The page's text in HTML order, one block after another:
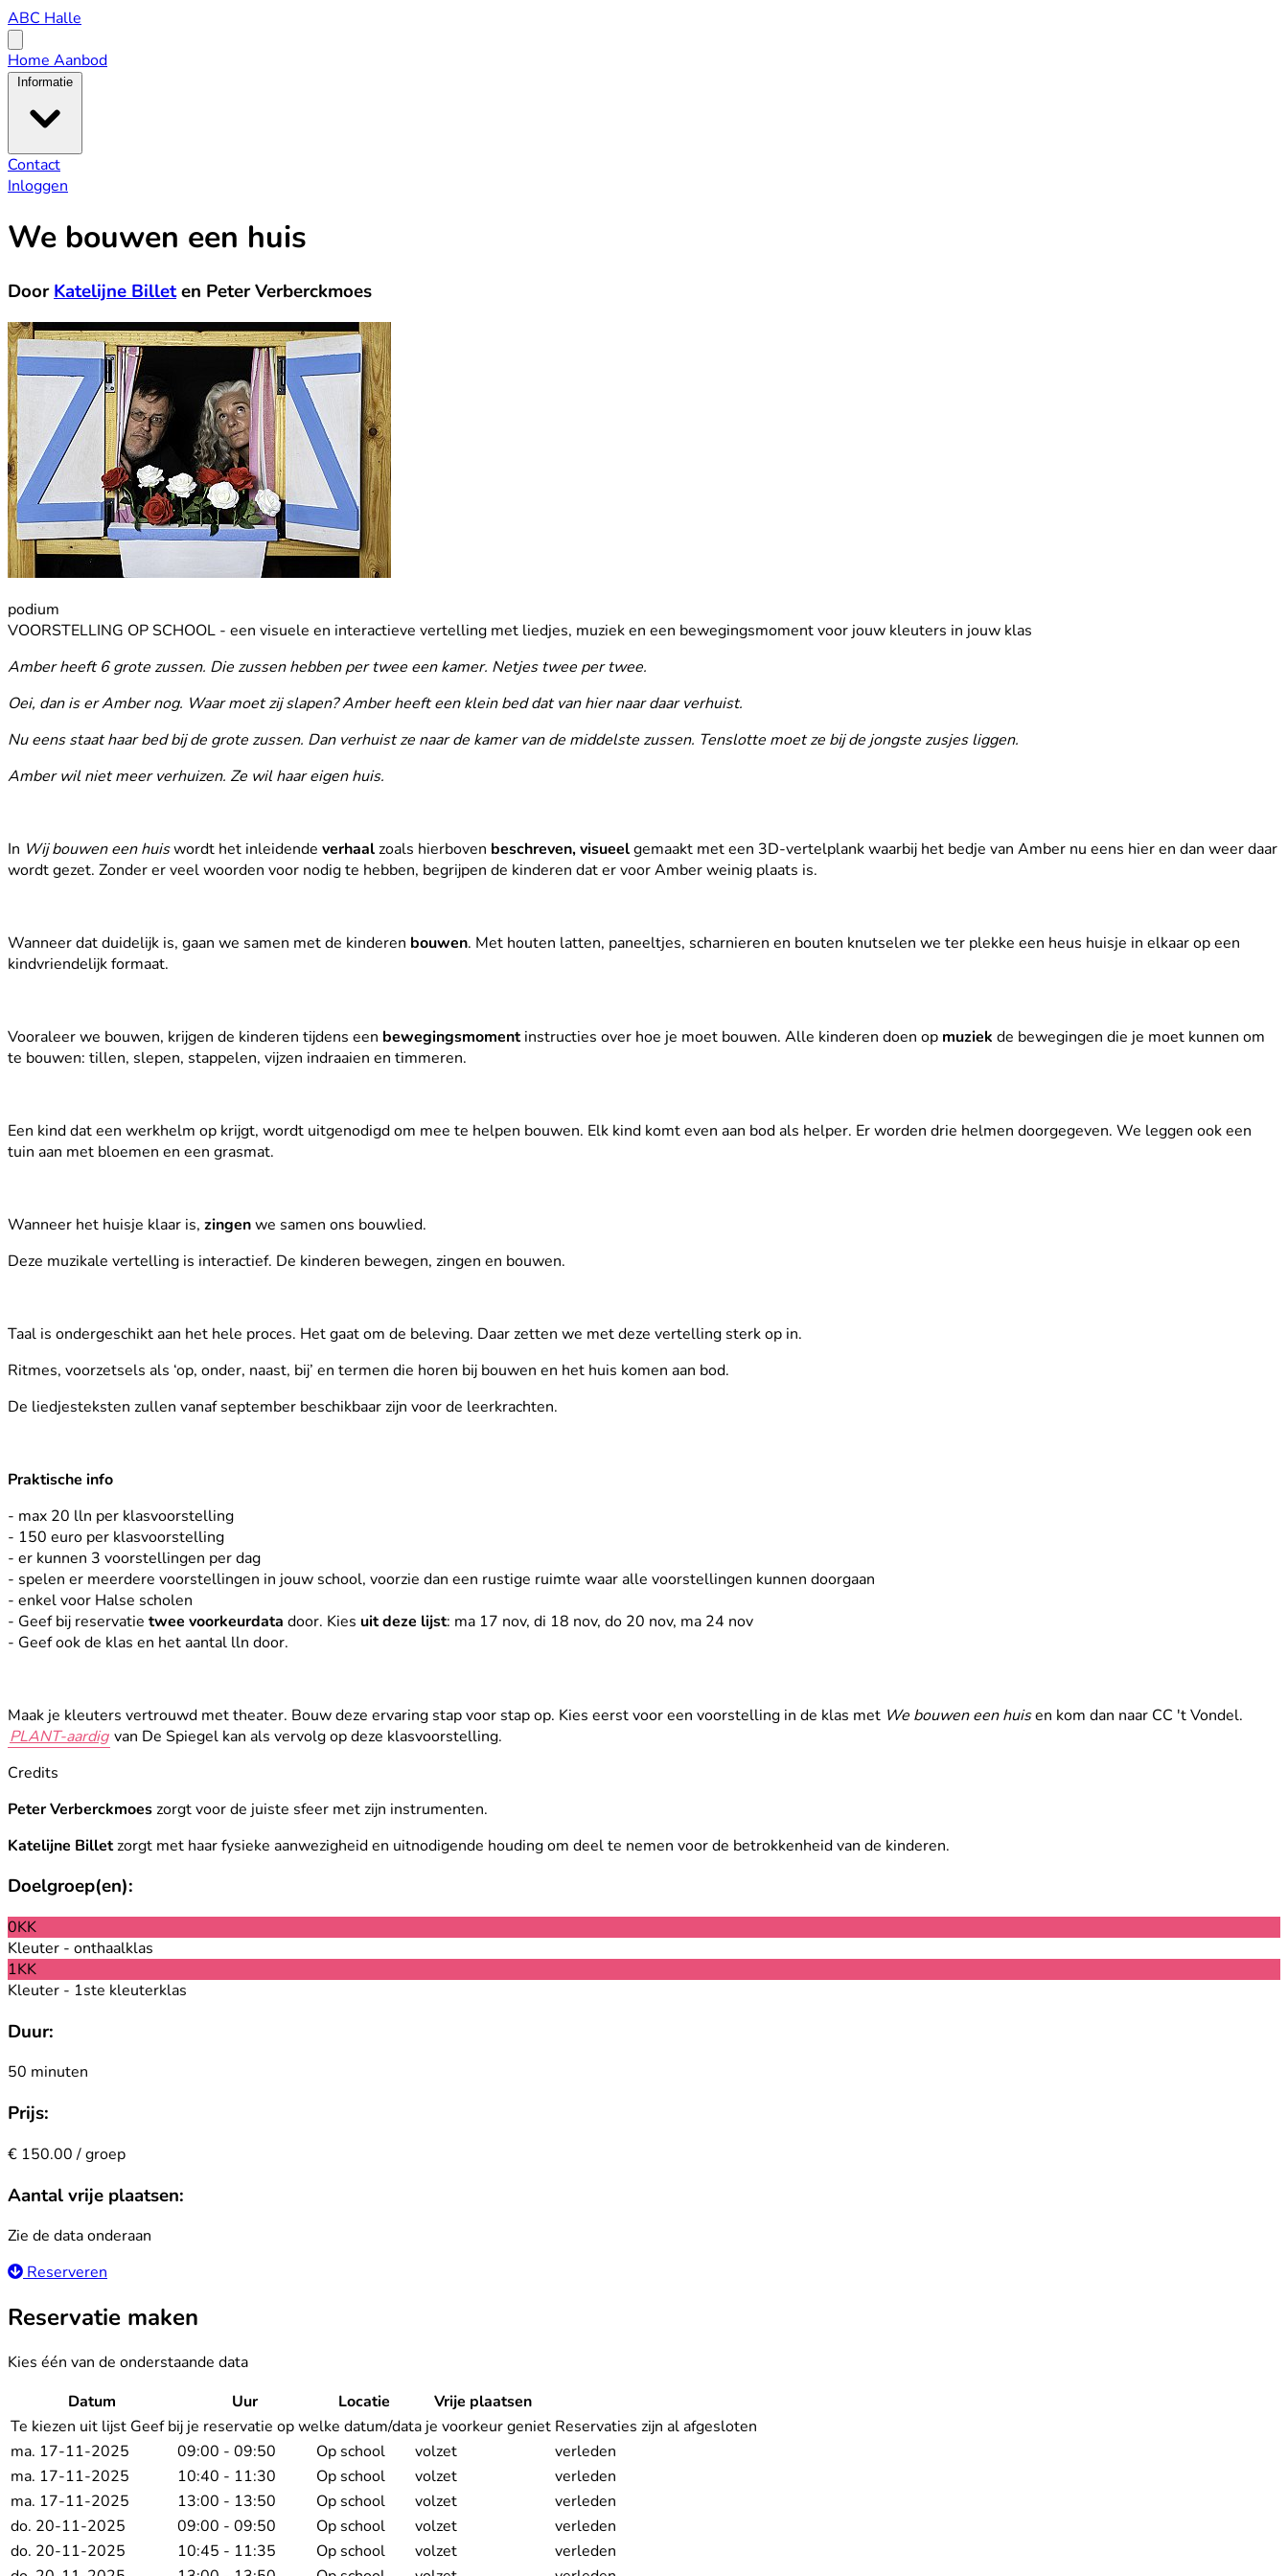
ABC
Halle
ABC Halle
menu
Home Aanbod
Informatie
Contact
Inloggen
We bouwen een huis
DoorKatelijne Billeten Peter Verberckmoes
podium
VOORSTELLING OP SCHOOL - een visuele en interactieve vertelling met liedjes, muziek en een bewegingsmoment voor jouw kleuters in jouw klas
Amber heeft 6 grote zussen. Die zussen hebben per twee een kamer. Netjes twee per twee.
Oei, dan is er Amber nog. Waar moet zij slapen? Amber heeft een klein bed dat van hier naar daar verhuist.
Nu eens staat haar bed bij de grote zussen. Dan verhuist ze naar de kamer van de middelste zussen. Tenslotte moet ze bij de jongste zusjes liggen.
Amber wil niet meer verhuizen. Ze wil haar eigen huis.
In Wij bouwen een huiswordt het inleidende verhaalzoals hierboven beschreven, visueelgemaakt met een 3D-vertelplank waarbij het bedje van Amber nu eens hier en dan weer daar
wordt gezet. Zonder er veel woorden voor nodig te hebben, begrijpen de kinderen dat er voor Amber weinig plaats is.
Wanneer dat duidelijk is, gaan we samen met de kinderen bouwen. Met houten latten, paneeltjes, scharnieren en bouten knutselen we ter plekke een heus huisje in elkaar op een
kindvriendelijk formaat.
Vooraleer we bouwen, krijgen de kinderen tijdens een bewegingsmomentinstructies over hoe je moet bouwen. Alle kinderen doen op muziek de bewegingen die je moet kunnen om
te bouwen: tillen, slepen, stappelen, vijzen indraaien en timmeren.
Een kind dat een werkhelm op krijgt, wordt uitgenodigd om mee te helpen bouwen. Elk kind komt even aan bod als helper. Er worden drie helmen doorgegeven. We leggen ook een
tuin aan met bloemen en een grasmat.
Wanneer het huisje klaar is, zingenwe samen ons bouwlied.
Deze muzikale vertelling is interactief. De kinderen bewegen, zingen en bouwen.
Taal is ondergeschikt aan het hele proces. Het gaat om de beleving. Daar zetten we met deze vertelling sterk op in.
Ritmes, voorzetsels als ‘op, onder, naast, bij’ en termen die horen bij bouwen en het huis komen aan bod.
De liedjesteksten zullen vanaf september beschikbaar zijn voor de leerkrachten.
Praktische info
- max 20 lln per klasvoorstelling
- 150 euro per klasvoorstelling
- er kunnen 3 voorstellingen per dag
- spelen er meerdere voorstellingen in jouw school, voorzie dan een rustige ruimte waar alle voorstellingen kunnen doorgaan
- enkel voor Halse scholen
- Geef bij reservatie twee voorkeurdata door. Kies uit deze lijst: ma 17 nov, di 18 nov, do 20 nov, ma 24 nov
- Geef ook de klas en het aantal lln door.
Maak je kleuters vertrouwd met theater. Bouw deze ervaring stap voor stap op. Kies eerst voor een voorstelling in de klas met We bouwen een huisen kom dan naar CC 't Vondel.
PLANT-aardig van De Spiegel kan als vervolg op deze klasvoorstelling.
Credits
Peter Verberckmoeszorgt voor de juiste sfeer met zijn instrumenten.
Katelijne Billetzorgt met haar fysieke aanwezigheid en uitnodigende houding om deel te nemen voor de betrokkenheid van de kinderen.
Doelgroep(en):
0KK
Kleuter - onthaalklas
1KK
Kleuter - 1ste kleuterklas
Duur:
50 minuten
Prijs:
€ 150.00 / groep
Aantal vrije plaatsen:
Zie de data onderaan
Reserveren
Reservatie maken
Kies één van de onderstaande data
Datum
Uur Locatie Vrije plaatsen
Te kiezen uit lijst Geef bij je reservatie op welke datum/data je voorkeur geniet Reservaties zijn al afgesloten
ma. 17-11-2025
09:00 - 09:50 Op school volzet
verleden
ma. 17-11-2025
10:40 - 11:30 Op school volzet
verleden
ma. 17-11-2025
13:00 - 13:50 Op school volzet
verleden
do. 20-11-2025
09:00 - 09:50 Op school volzet
verleden
do. 20-11-2025
10:45 - 11:35 Op school volzet
verleden